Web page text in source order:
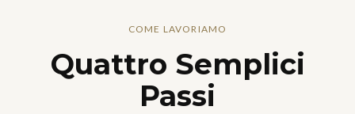
COME LAVORIAMO
Quattro Semplici
Passi